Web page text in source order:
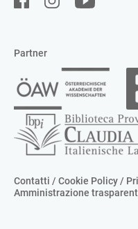
Partner
Contatti / Cookie Policy/
Amministrazione